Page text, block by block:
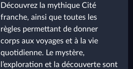
Découvrez la mythique Cité
franche, ainsi que toutes les
règles permettant de donner
corps aux voyages et à la vie
quotidienne. Le mystère,
l’exploration et la découverte sont